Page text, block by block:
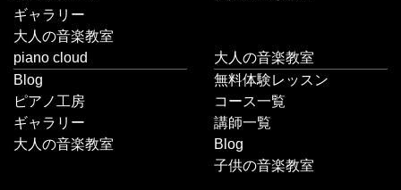
ギャラリー
大人の音楽教室
piano cloud
Blog
ピアノ工房
ギャラリー
大人の音楽教室
大人の音楽教室
無料体験レッスン
コース一覧
講師一覧
Blog
子供の音楽教室